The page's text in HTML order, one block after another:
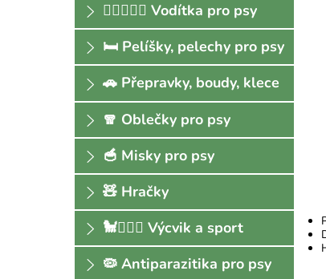
🐕‍🦺🚶🏻‍♀️ Vodítka pro psy
🛏 Pelíšky, pelechy pro psy
🚗 Přepravky, boudy, klece
🧣 Oblečky pro psy
🥣 Misky pro psy
🧸 Hračky
🐩🏃🏻‍♀️ Výcvik a sport
🦠 Antiparazitika pro psy